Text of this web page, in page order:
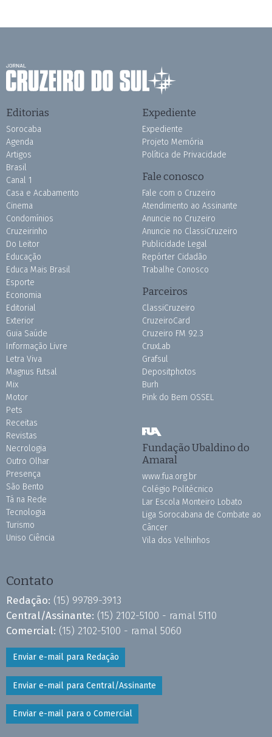
Editorias
Sorocaba
Agenda
Artigos
Brasil
Canal 1
Casa e Acabamento
Cinema
Condomínios
Cruzeirinho
Do Leitor
Educação
Educa Mais Brasil
Esporte
Economia
Editorial
Exterior
Guia Saúde
Informação Livre
Letra Viva
Magnus Futsal
Mix
Motor
Pets
Receitas
Revistas
Necrologia
Outro Olhar
Presença
São Bento
Tá na Rede
Tecnologia
Turismo
Uniso Ciência
Expediente
Expediente
Projeto Memória
Política de Privacidade
Fale conosco
Fale com o Cruzeiro
Atendimento ao Assinante
Anuncie no Cruzeiro
Anuncie no ClassiCruzeiro
Publicidade Legal
Repórter Cidadão
Trabalhe Conosco
Parceiros
ClassiCruzeiro
CruzeiroCard
Cruzeiro FM 92.3
CruxLab
Grafsul
Depositphotos
Burh
Pink do Bem OSSEL
Fundação Ubaldino do
Amaral
www.fua.org.br
Colégio Politécnico
Lar Escola Monteiro Lobato
Liga Sorocabana de Combate ao
Câncer
Vila dos Velhinhos
Contato
Redação: (15) 99789-3913
Central/Assinante: (15) 2102-5100 - ramal 5110
Comercial: (15) 2102-5100 - ramal 5060
Enviar e-mail para Redação
Enviar e-mail para Central/Assinante
Enviar e-mail para o Comercial